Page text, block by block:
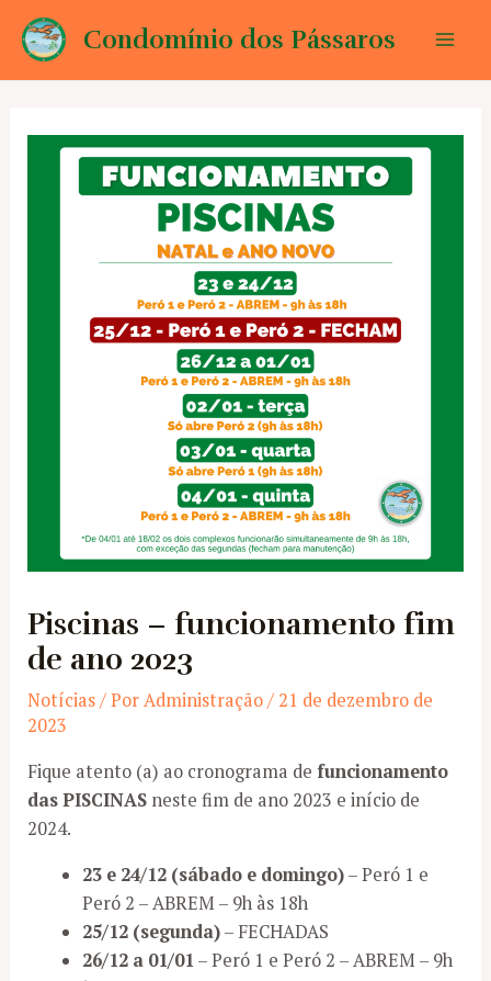
para
Condomínio dos Pássaros
Piscinas – funcionamento fim
de ano 2023
Notícias/ PorAdministração/ 21 de dezembro de
2023
Fique atento (a) ao cronograma defuncionamento
das PISCINAS neste fim de ano 2023 e início de
2024.
23 e 24/12 (sábado e domingo)– Peró 1 e
Peró 2 – ABREM – 9h às 18h
25/12 (segunda)– FECHADAS
26/12 a 01/01– Peró 1 e Peró 2 – ABREM – 9h